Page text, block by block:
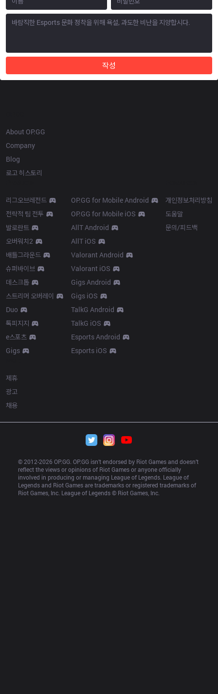
작성
About OP.GG
Company
Blog
로고 히스토리
리그오브레전드
전략적 팀 전투
발로란트
오버워치2
배틀그라운드
슈퍼바이브
데스크톱
스트리머 오버레이
Duo
톡피지지
e스포츠
Gigs
OP.GG for Mobile Android
OP.GG for Mobile iOS
AllT Android
AllT iOS
Valorant Android
Valorant iOS
Gigs Android
Gigs iOS
TalkG Android
TalkG iOS
Esports Android
Esports iOS
개인정보처리방침
도움말
문의/피드백
제휴
광고
채용
© 2012-2026 OP.GG. OP.GG isn’t endorsed by Riot Games and doesn’t
reflect the views or opinions of Riot Games or anyone officially
involved in producing or managing League of Legends. League of
Legends and Riot Games are trademarks or registered trademarks of
Riot Games, Inc. League of Legends © Riot Games, Inc.